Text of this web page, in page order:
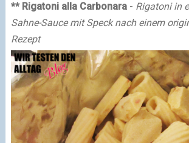
** Rigatoni alla Carbonara- Rigatoni in
Sahne-Sauce mit Speck nach einem
Rezept